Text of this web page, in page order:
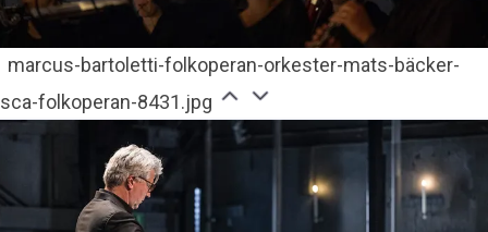
marcus-bartoletti-folkoperan-orkester-mats-bäcker-
folkoperan-8431.jpg